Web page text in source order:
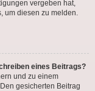
vergeben hat,
um diesen zu melden.
eines Beitrags?
und zu einem
gesicherten Beitrag